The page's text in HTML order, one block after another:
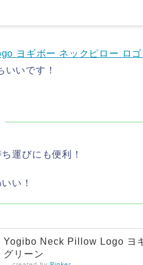
ヨギボー ネックピロー ロゴ
いいです！
運びにも便利！
い！
Yogibo Neck Pillow Logo ヨ
グリーン